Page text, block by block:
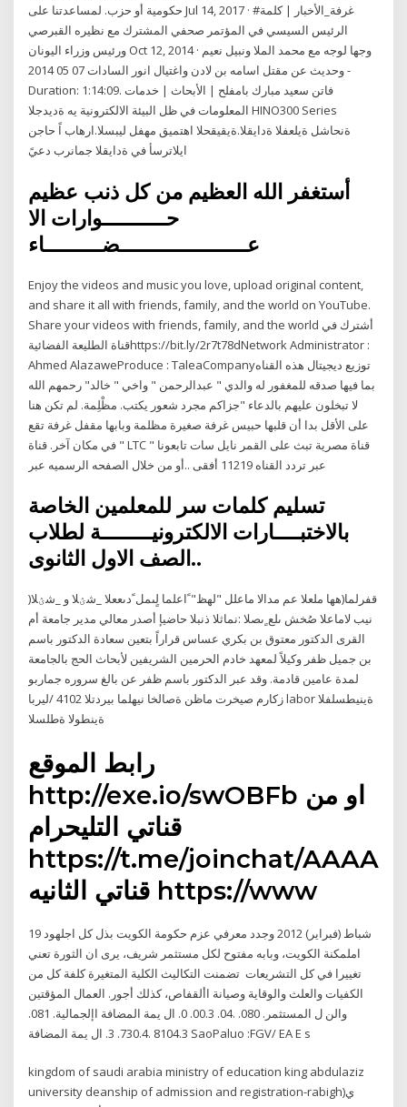
حكومية أو حزب. لمساعدتنا على Jul 14, 2017 · #غرفة_الأخبار | كلمة
الرئيس السيسي في المؤتمر صحفي المشترك مع نظيره القبرصي
ورئيس وزراء اليونان Oct 12, 2014 · وجها لوجه مع محمد الملا ونبيل نعيم
وحديث عن مقتل اسامه بن لادن واغتيال انور السادات 07 05 2014 -
Duration: 1:14:09. فاتن سعيد مبارك بامفلح | الأبحاث | خدمات
المعلومات في ظل البيئة الالكترونية يه ةديدجلا HINO300 Series
ةنحاشل ةيلعفلا ةدايقلا.ةيقيقحلا اهتميق مهفل ليبسلا.ارهاب اً حاجن
ايلاترسأ في ةدايقلا جمانرب دعيً
أستغفر الله العظيم من كل ذنب عظيم
حــــــــــوارات الا
عــــــــــــــــــــضـــــــــاء
Enjoy the videos and music you love, upload original content,
and share it all with friends, family, and the world on YouTube.
Share your videos with friends, family, and the world أشترك في
قناة الطليعة الفضائيةhttps://bit.ly/2r7t78dNetwork Administrator :
Ahmed AlazaweProduce : TaleaCompany‏توزيع ديجيتال هذه القناه
بما فيها صدقه للمغفور له والدي " عبدالرحمن " واخي " خالد" رحمهم الله
لا تبخلون عليهم بالدعاء "جزاكم مجرد شعور يكتب. مظْلِمة. لم تكن هنا
على الأقل بدا أن قلبها حبيس غرفة صغيرة مظلمة وبابها مقفل غرفة تقع
في مكان آخر. قناة " LTC " قناة مصرية تبث على القمر نايل سات تابعونا
عبر تردد القناه 11219 أفقى ..أو من خلال الصفحه الرسميه عبر
تسليم كلمات سر للمعلمين الخاصة
بالاختبــــارات الالكترونيــــــــة لطلاب
الصف الاول الثانوى..
)قفرلما(هها ملعلا عم مدالا ماعلل "لهظ" ًاعلما لٍىمل ًدىععلا _شؽلا و _شؽلا
نيب لاماعلا صُخش ىلع ٍىصلا :نماثلا ذنبلا حاضيإ أصدر معالي مدير جامعة أم
القرى الدكتور معتوق بن بكري عساس قراراً بتعين سعادة الدكتور باسم
بن جميل ظفر وكيلاً لمعهد خادم الحرمين الشريفين لأبحاث الحج بالجامعة
لمدة عامين قادمة. وقد عبر الدكتور باسم ظفر عن بالغ سروره جماربو
زكارم صيخرت ماظن ةصالخا نيهلما بيردتلا 4102 /ليربا labor ةينيطسلفلا
ةينطولا ةطلسلا
رابط الموقع
http://exe.io/swOBFb او من
قناتي التليحرام
https://t.me/joinchat/
قناتي الثانيه https://www
19 شباط (فبراير) 2012 وجدد معرفي عزم حكومة الكويت بذل كل اجلهود
املمكنة الكويت، وبابه مفتوح لكل مستثمر شريف، يرى ان الثورة تعني
تغييرا في كل التشريعات تضمنت التكاليث الكلية المتغيرة كلفة كل من
الكفيات والعلث والوقاية وصيانة األقفاص، كذلك أجور. العمال المؤقتين
والن ل المستثمر. 080. .04. 00.3. 0. ال يمة المضافة اإلجمالية. 081.
8104.3 .730.4. 3. ال يمة المضافة SaoPaluo :FGV/ EA E s
kingdom of saudi arabia ministry of education king abdulaziz
university deanship of admission and registration-rabigh)ي